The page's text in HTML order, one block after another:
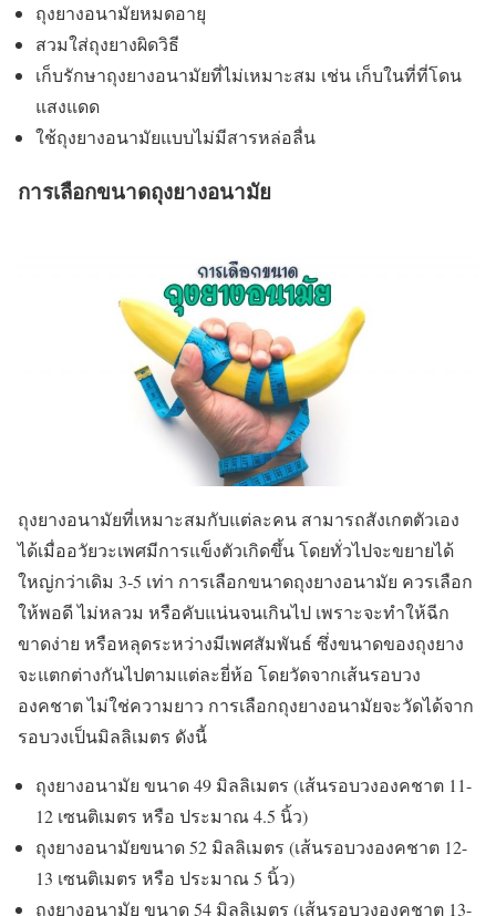
ถุงยางอนามัยหมดอายุ
สวมใส่ถุงยางผิดวิธี
เก็บรักษาถุงยางอนามัยที่ไม่เหมาะสม เช่น เก็บในที่ที่โดน
แสงแดด
ใช้ถุงยางอนามัยแบบไม่มีสารหล่อลื่น
การเลือกขนาดถุงยางอนามัย
ถุงยางอนามัยที่เหมาะสมกับแต่ละคน สามารถสังเกตตัวเอง
ได้เมื่ออวัยวะเพศมีการแข็งตัวเกิดขึ้น โดยทั่วไปจะขยายได้
ใหญ่กว่าเดิม 3-5 เท่า การเลือกขนาดถุงยางอนามัย ควรเลือก
ให้พอดี ไม่หลวม หรือคับแน่นจนเกินไป เพราะจะทำให้ฉีก
ขาดง่าย หรือหลุดระหว่างมีเพศสัมพันธ์ ซึ่งขนาดของถุงยาง
จะแตกต่างกันไปตามแต่ละยี่ห้อ โดยวัดจากเส้นรอบวง
องคชาต ไม่ใช่ความยาว การเลือกถุงยางอนามัยจะวัดได้จาก
รอบวงเป็นมิลลิเมตร ดังนี้
ถุงยางอนามัย ขนาด 49 มิลลิเมตร (เส้นรอบวงองคชาต 11-
12 เซนติเมตร หรือ ประมาณ 4.5 นิ้ว)
ถุงยางอนามัยขนาด 52 มิลลิเมตร (เส้นรอบวงองคชาต 12-
13 เซนติเมตร หรือ ประมาณ 5 นิ้ว)
ถุงยางอนามัย ขนาด 54 มิลลิเมตร (เส้นรอบวงองคชาต 13-